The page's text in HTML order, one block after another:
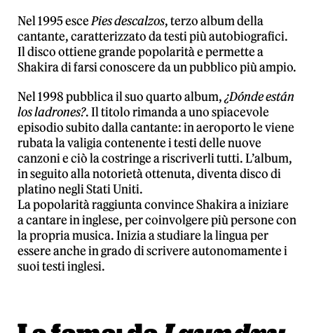
Nel 1995 escePies descalzos, terzo album della
cantante, caratterizzato da testi più autobiografici.
Il disco ottiene grande popolarità e permette a
Shakira di farsi conoscere da un pubblico più ampio.
Nel 1998 pubblica il suo quarto album,¿Dónde están
los ladrones?. Il titolo rimanda a uno spiacevole
episodio subito dalla cantante: in aeroporto le viene
rubata la valigia contenente i testi delle nuove
canzoni e ciò la costringe a riscriverli tutti. L’album,
in seguito alla notorietà ottenuta, diventa disco di
platino negli Stati Uniti.
La popolarità raggiunta convince Shakira a iniziare
a cantare in inglese, per coinvolgere più persone con
la propria musica. Inizia a studiare la lingua per
essere anche in grado di scrivere autonomamente i
suoi testi inglesi.